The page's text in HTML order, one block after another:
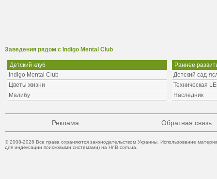
Заведения рядом с Indigo Mental Club
Детский клуб
Indigo Mental Club
Цветы жизни
Малибу
Раннее
Детский сад-
Техническая
Наследник
Реклама Обратная связь
© 2008-2026 Все права охраняются законодательством Украины. Использование
для индексации поисковыми системами) на HnB.com.ua.